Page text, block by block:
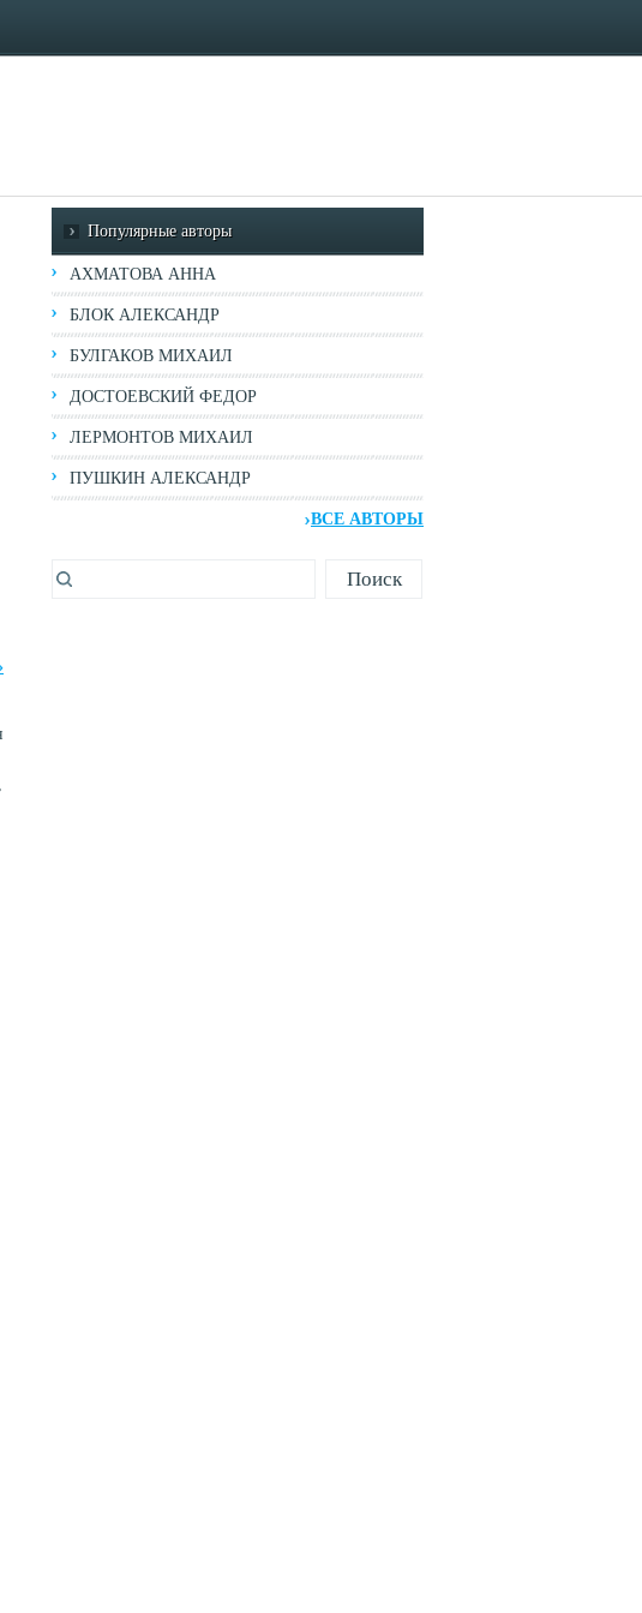
Популярные авторы
АХМАТОВА АННА
БЛОК АЛЕКСАНДР
БУЛГАКОВ МИХАИЛ
ДОСТОЕВСКИЙ ФЕДОР
ЛЕРМОНТОВ МИХАИЛ
ПУШКИН АЛЕКСАНДР
ВСЕ АВТОРЫ